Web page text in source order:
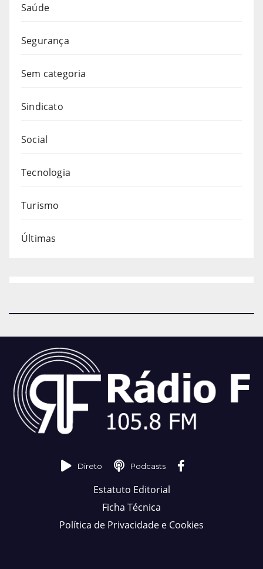
Saúde
Segurança
Sem categoria
Sindicato
Social
Tecnologia
Turismo
Últimas
Direto Podcasts
Estatuto Editorial
Ficha Técnica
Política de Privacidade e Cookies